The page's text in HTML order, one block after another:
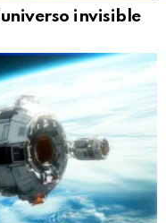
universo invisible